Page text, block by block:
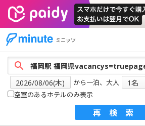
ミニッツ
から一泊、大人
空室のあるホテルのみ表示
再検索